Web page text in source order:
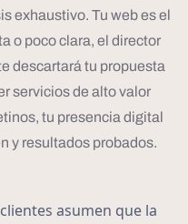
exhaustivo. Tu web es el
o poco clara, el director
descartará tu propuesta
servicios de alto valor
tu presencia digital
y resultados probados.
asumen que la